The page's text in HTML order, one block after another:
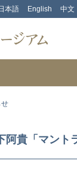
本語 English 中文
せ
阿貴「マント